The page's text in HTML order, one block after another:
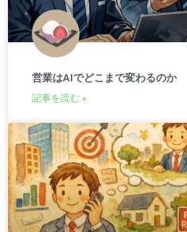
営業はAIでどこまで変わるのか
記事を読む »